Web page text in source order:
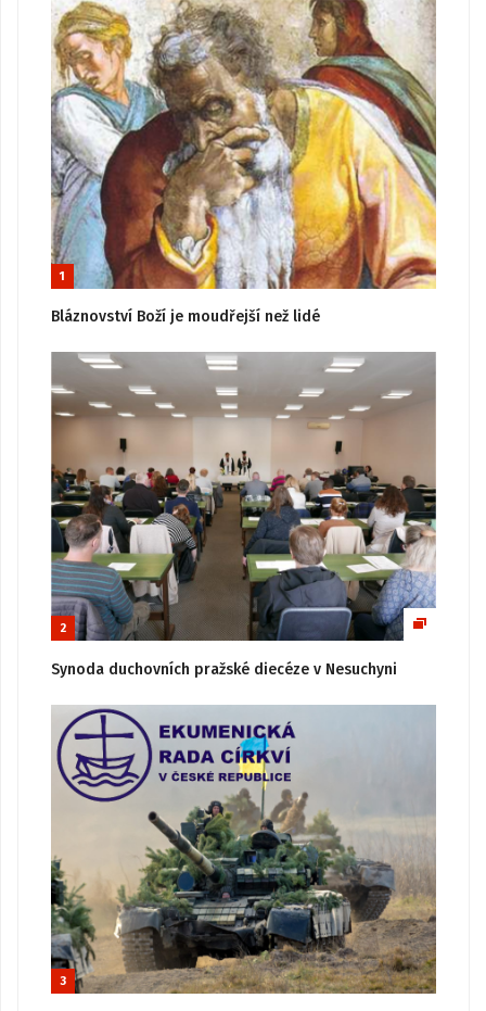
1
Bláznovství Boží je moudřejší než lidé
2
Synoda duchovních pražské diecéze v Nesuchyni
3